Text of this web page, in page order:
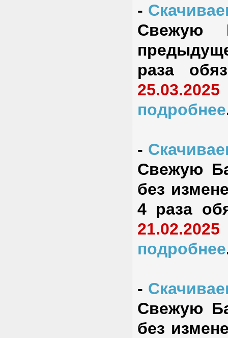
-
Свежую
раза
25.03.2025
подробнее
-
Свежую
без
4 раза
21.02.2025
подробнее
-
Свежую
без